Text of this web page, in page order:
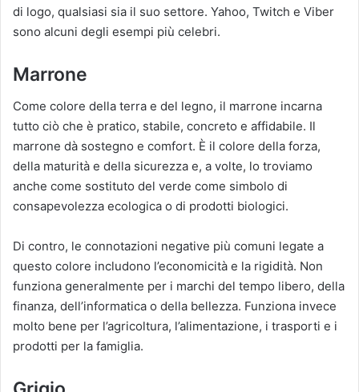
di logo, qualsiasi sia il suo settore. Yahoo, Twitch e Viber
sono alcuni degli esempi più celebri.
Marrone
Come colore della terra e del legno, il marrone incarna
tutto ciò che è pratico, stabile, concreto e affidabile. Il
marrone dà sostegno e comfort. È il colore della forza,
della maturità e della sicurezza e, a volte, lo troviamo
anche come sostituto del verde come simbolo di
consapevolezza ecologica o di prodotti biologici.
Di contro, le connotazioni negative più comuni legate a
questo colore includono l’economicità e la rigidità. Non
funziona generalmente per i marchi del tempo libero, della
finanza, dell’informatica o della bellezza. Funziona invece
molto bene per l’agricoltura, l’alimentazione, i trasporti e i
prodotti per la famiglia.